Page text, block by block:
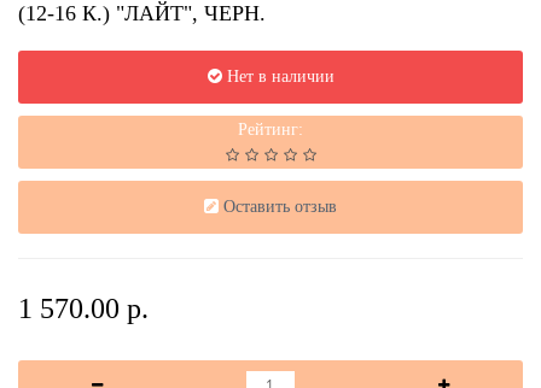
(12-16 К.) "ЛАЙТ", ЧЕРН.
Нет в наличии
Рейтинг:
Оставить отзыв
1 570.00 р.